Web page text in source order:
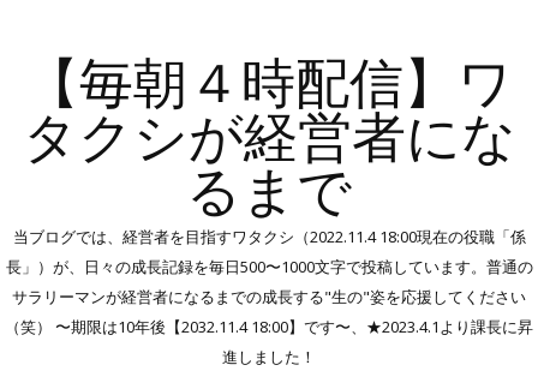
【毎朝４時配信】ワ
タクシが経営者にな
るまで
当ブログでは、経営者を目指すワタクシ（2022.11.4 18:00現在の役職「係
長」）が、日々の成長記録を毎日500〜1000文字で投稿しています。普通の
サラリーマンが経営者になるまでの成長する"生の"姿を応援してください
（笑） 〜期限は10年後【2032.11.4 18:00】です〜、★2023.4.1より課長に昇
進しました！